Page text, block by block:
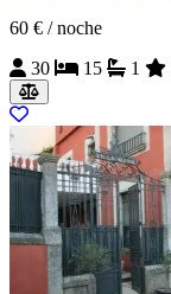
60 € / noche
30
15 1